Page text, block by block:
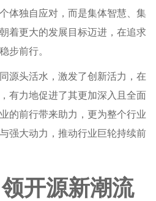
体独自应对，而是集体智慧、集
着更大的发展目标迈进，在追求
步前行。
源头活水，激发了创新活力，在
有力地促进了其更加深入且全面
的前行带来助力，更为整个行业
强大动力，推动行业巨轮持续前
开源新潮流